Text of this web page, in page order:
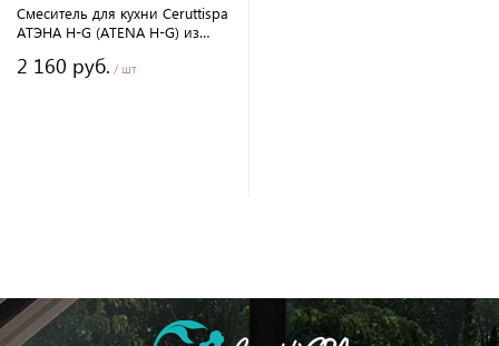
Смеситель для кухни Ceruttispa
АТЭНА H-G (ATENA H-G) из
хром, излив гибкий серый
2 160 руб. / шт